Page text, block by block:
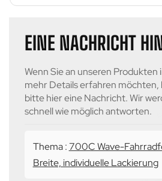
EINE NACHRICHT
Wenn Sie an unseren
mehr Details erfahren möchten,
bitte hier eine Nachricht. Wir
schnell wie möglich antworten.
Thema :700C Wave-
Breite, individuelle Lackierung